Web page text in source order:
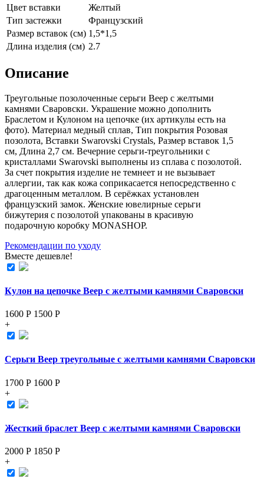
Цвет вставки
Желтый
Тип застежки
Французский
Размер вставок (см) 1,5*1,5
Длина изделия (см) 2.7
Описание
Треугольные позолоченные серьги Веер с желтыми
камнями Сваровски. Украшение можно дополнить
Браслетом и Кулоном на цепочке (их aртикулы есть на
фoто). Материал медный сплав, Тип покрытия Розовая
позолота, Вставки Swarovski Crystals, Размер вставок 1,5
см, Длина 2,7 см. Вечерние серьги-треугольники с
кристаллами Swarovski выполнены из сплава с позолотой.
За счет покрытия изделие не темнеет и не вызывает
аллергии, так как кожа соприкасается непосредственно с
драгоценным металлом. В серёжках установлен
французский замок. Женские ювелирные серьги
бижутерия с позолотой упакованы в красивую
подарочную коробку MONASHOP.
Рекомендации по уходу
Вместе дешевле!
Кулон на цепочке Веер с желтыми камнями Сваровски
1600 Р 1500 Р
+
Серьги Веер треугольные с желтыми камнями Сваровски
1700 Р 1600 Р
+
Жесткий браслет Веер с желтыми камнями Сваровски
2000 Р 1850 Р
+